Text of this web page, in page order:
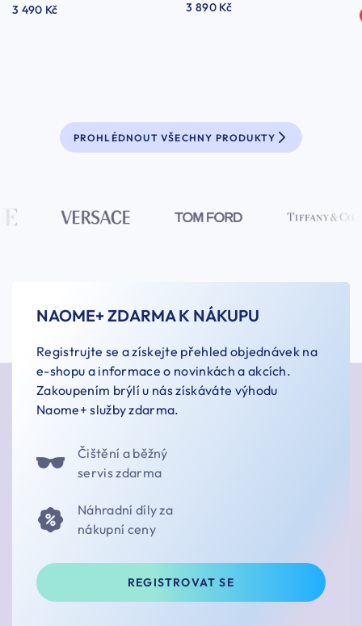
3 490 Kč 3 890 Kč
PROHLÉDNOUT VŠECHNY PRODUKTY
NAOME+ ZDARMA K NÁKUPU
Registrujte se a získejte přehled objednávek na
e-shopu a informace o novinkách a akcích.
Zakoupením brýlí u nás získáváte výhodu
Naome+ služby zdarma.
Čištění a běžný
servis zdarma
Náhradní díly za
nákupní ceny
REGISTROVAT SE